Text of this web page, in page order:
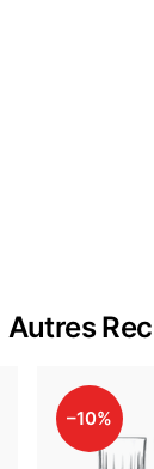
Autres
–10%